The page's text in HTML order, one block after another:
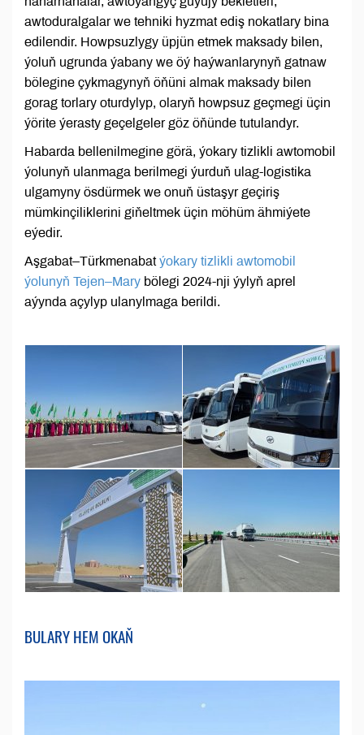
awtoduralgalar we tehniki hyzmat ediş nokatlary bina
edilendir. Howpsuzlygy üpjün etmek maksady bilen,
ýoluň ugrunda ýabany we öý haýwanlarynyň gatnaw
bölegine çykmagynyň öňüni almak maksady bilen
gorag torlary oturdylyp, olaryň howpsuz geçmegi üçin
ýörite ýerasty geçelgeler göz öňünde tutulandyr.
Habarda bellenilmegine görä, ýokary tizlikli awtomobil
ýolunyň ulanmaga berilmegi ýurduň ulag-logistika
ulgamyny ösdürmek we onuň üstaşyr geçiriş
mümkinçiliklerini giňeltmek üçin möhüm ähmiýete
eýedir.
Aşgabat–Türkmenabatýokary tizlikli awtomobil
ýolunyň Tejen–Mary bölegi 2024-nji ýylyň aprel
aýynda açylyp ulanylmaga berildi.
BULARY HEM OKAŇ